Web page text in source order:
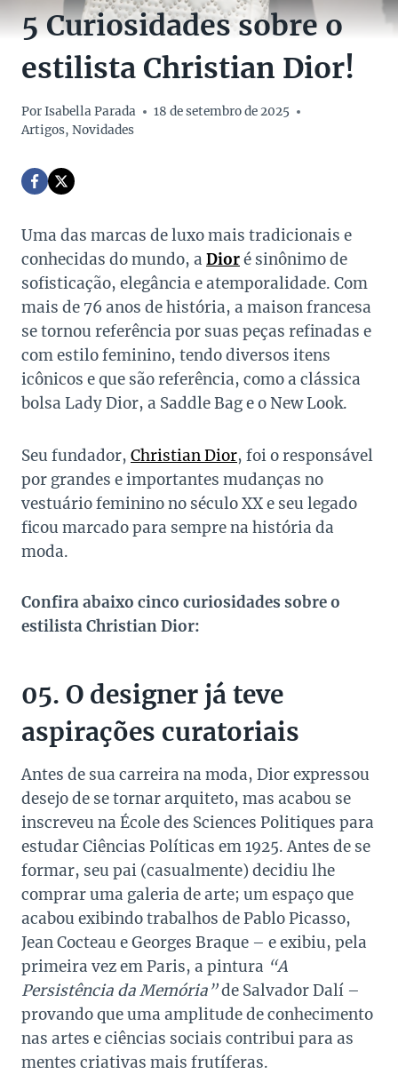
5 Curiosidades sobre o
estilista Christian Dior!
PorIsabella Parada
18 de setembro de 2025
Artigos, Novidades
Uma das marcas de luxo mais tradicionais e
conhecidas do mundo, a Dioré sinônimo de
sofisticação, elegância e atemporalidade. Com
mais de 76 anos de história, a maison francesa
se tornou referência por suas peças refinadas e
com estilo feminino, tendo diversos itens
icônicos e que são referência, como a clássica
bolsa Lady Dior, a Saddle Bag e o New Look.
Seu fundador, Christian Dior, foi o responsável
por grandes e importantes mudanças no
vestuário feminino no século XX e seu legado
ficou marcado para sempre na história da
moda.
Confira abaixo cinco curiosidades sobre o
estilista Christian Dior:
05. O designer já teve
aspirações curatoriais
Antes de sua carreira na moda, Dior expressou
desejo de se tornar arquiteto, mas acabou se
inscreveu na École des Sciences Politiques para
estudar Ciências Políticas em 1925. Antes de se
formar, seu pai (casualmente) decidiu lhe
comprar uma galeria de arte; um espaço que
acabou exibindo trabalhos de Pablo Picasso,
Jean Cocteau e Georges Braque – e exibiu, pela
primeira vez em Paris, a pintura “A
Persistência da Memória”de Salvador Dalí –
provando que uma amplitude de conhecimento
nas artes e ciências sociais contribui para as
mentes criativas mais frutíferas.